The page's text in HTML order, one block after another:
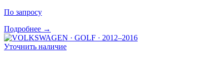
По запросу
Подробнее →
Уточнить наличие